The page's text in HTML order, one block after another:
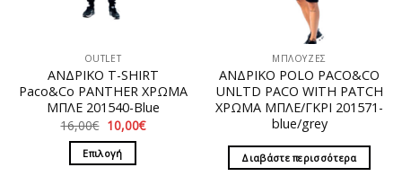
να
σελίδα
του
προϊόντος
να
επιλεγούν
στη
σελίδα
του
προϊόντος
OUTLET
ΑΝΔΡΙΚΟ T-SHIRT
Paco&Co PANTHER ΧΡΩΜΑ
ΜΠΛΕ 201540-Blue
16,00€ Original
price
was:
16,00€.
10,00€Η
Επιλογή
ΜΠΛΟΥΖΕΣ
ΑΝΔΡΙΚΟ POLO PACO&CO
UNLTD PACO WITH PATCH
ΧΡΩΜΑ ΜΠΛΕ/ΓΚΡΙ 201571-
blue/grey
Διαβάστε περισσότερα